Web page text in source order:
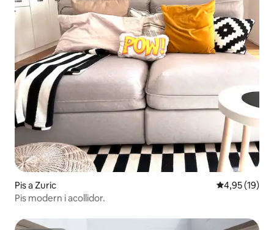
Pis a Zuric 4,95 de
4,95 (19)
Pis modern i acollidor.